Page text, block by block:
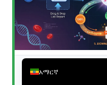
የሥራ ፍሰት ትንተና፡
ከስቀል ወደ
ውስጥ ብቻ። የካንቴስቲ AI
አማርኛ
English
Deutsch
العربية
Français